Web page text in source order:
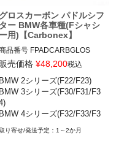
グロスカーボン パドルシフ
ター BMW各車種(Fシャシ
ー用)【Carbonex】
品番号 FPADCARBGLOS
BMW 2シリーズ(F22/F23) 14-21
BMW 3シリーズ(F30/F31/F34) 1
19
BMW 4シリーズ(F32/F33/F36) 1
19
販売価格 ¥48,200税込
BMW 2シリーズ(F22/F23)
BMW 3シリーズ(F30/F31/F3
BMW 4シリーズ(F32/F33/F3
BMW 5シリーズ(F10/F11)等
1～2か月